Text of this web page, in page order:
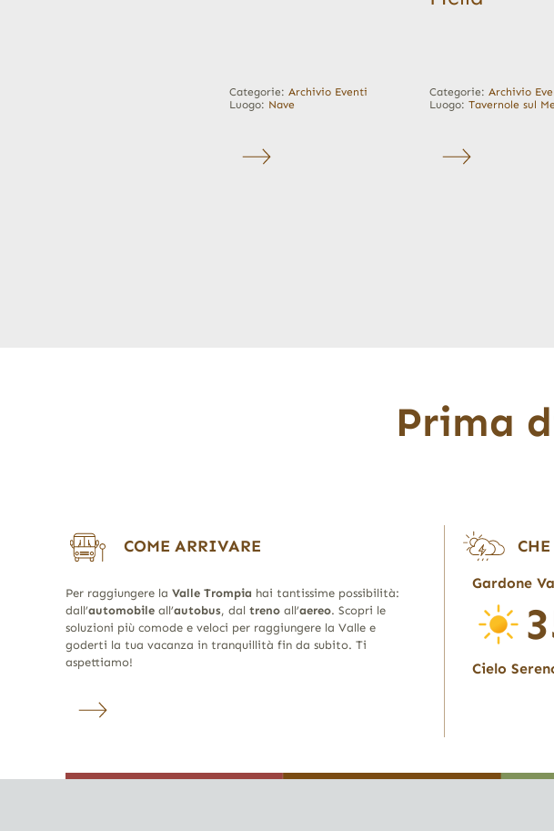
Categorie:Archivio Eventi
Luogo: Nave
Categorie:Archivio
Luogo:Tavernole sul
Prima
COME ARRIVARE
Per raggiungere la Valle Trompia hai tantissime possibilità:
dall’automobileall’autobus, dal trenoall’aereo. Scopri le
soluzioni più comode e veloci per raggiungere la Valle e
goderti la tua vacanza in tranquillità fin da subito. Ti
aspettiamo!
Gardone
Cielo